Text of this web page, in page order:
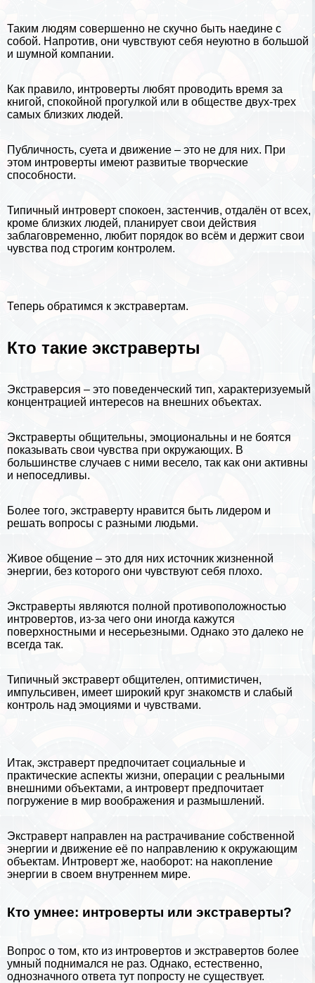
Таким людям совершенно не скучно быть наедине с
собой. Напротив, они чувствуют себя неуютно в большой
и шумной компании.
Как правило, интроверты любят проводить время за
книгой, спокойной прогулкой или в обществе двух-трех
самых близких людей.
Публичность, суета и движение – это не для них. При
этом интроверты имеют развитые творческие
способности.
Типичный интроверт спокоен, застенчив, отдалён от всех,
кроме близких людей, планирует свои действия
заблаговременно, любит порядок во всём и держит свои
чувства под строгим контролем.
Теперь обратимся к экстравертам.
Кто такие экстраверты
Экстраверсия – это поведенческий тип, хаpaктеризуемый
концентрацией интересов на внешних объектах.
Экстраверты общительны, эмоциональны и не боятся
показывать свои чувства при окружающих. В
большинстве случаев с ними весело, так как они активны
и непоседливы.
Более того, экстраверту нравится быть лидером и
решать вопросы с разными людьми.
Живое общение – это для них источник жизненной
энергии, без которого они чувствуют себя плохо.
Экстраверты являются полной противоположностью
интровертов, из-за чего они иногда кажутся
поверхностными и несерьезными. Однако это далеко не
всегда так.
Типичный экстраверт общителен, оптимистичен,
импульсивен, имеет широкий круг знакомств и слабый
контроль над эмоциями и чувствами.
Итак, экстраверт предпочитает социальные и
пpaктические аспекты жизни, операции с реальными
внешними объектами, а интроверт предпочитает
погружение в мир воображения и размышлений.
Экстраверт направлен на растрачивание собственной
энергии и движение её по направлению к окружающим
объектам. Интроверт же, наоборот: на накопление
энергии в своем внутреннем мире.
Кто умнее: интроверты или экстраверты?
Вопрос о том, кто из интровертов и экстравертов более
умный поднимался не раз. Однако, естественно,
однозначного ответа тут попросту не существует.